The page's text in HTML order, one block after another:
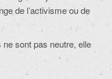
de l’activisme ou de
sont pas neutre, elle